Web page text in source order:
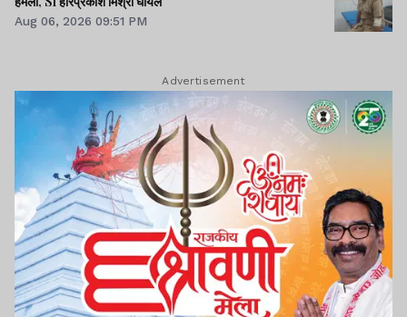
Aug 06, 2026 09:51 PM
Advertisement